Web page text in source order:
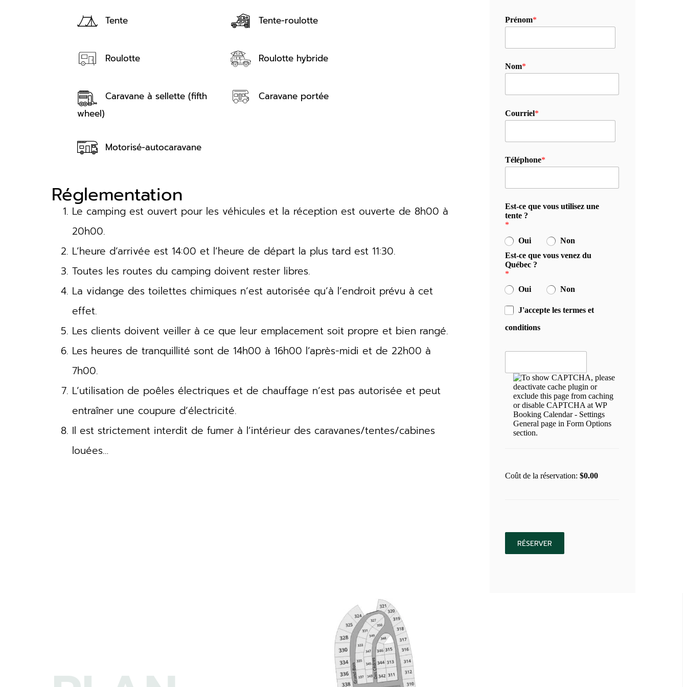
Tente Tente-roulotte
Roulotte Roulotte hybride
Caravane à sellette (fifth
wheel)
Caravane portée
Motorisé-autocaravane
Réglementation
Le camping est ouvert pour les véhicules et la réception est ouverte de 8h00 à
20h00.
L’heure d’arrivée est 14:00 et l’heure de départ la plus tard est 11:30.
Toutes les routes du camping doivent rester libres.
La vidange des toilettes chimiques n’est autorisée qu’à l’endroit prévu à cet
effet.
Les clients doivent veiller à ce que leur emplacement soit propre et bien rangé.
Les heures de tranquillité sont de 14h00 à 16h00 l’après-midi et de 22h00 à
7h00.
L’utilisation de poêles électriques et de chauffage n’est pas autorisée et peut
entraîner une coupure d’électricité.
Il est strictement interdit de fumer à l’intérieur des caravanes/tentes/cabines
louées…
Prénom*
Nom*
Courriel*
Téléphone*
Est-ce que vous utilisez une
tente ?
*
Oui
Non
Est-ce que vous venez du
Québec ?
*
Oui
Non
J'accepte les termes et
conditions
Coût de la réservation: $0.00